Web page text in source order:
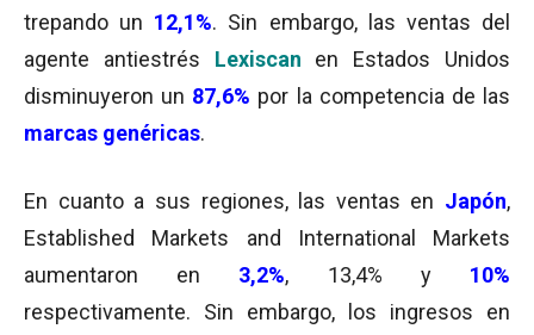
trepando un 12,1%. Sin embargo, las ventas del
agente antiestrés Lexiscan en Estados Unidos
disminuyeron un 87,6% por la competencia de las
marcas genéricas.
En cuanto a sus regiones, las ventas en Japón,
Established Markets and International Markets
aumentaron en 3,2%, 13,4% y 10%
respectivamente. Sin embargo, los ingresos en